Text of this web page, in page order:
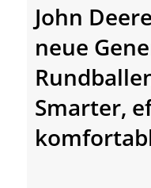
John
neue
Smarter,